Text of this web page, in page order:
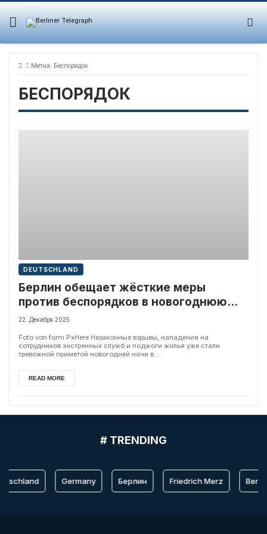
Skip
content
Метка: Беспорядок
БЕСПОРЯДОК
DEUTSCHLAND
Берлин обещает жёсткие меры
против беспорядков в новогоднюю
ночь
22. Декабря 2025
Foto von form PxHere Незаконные взрывы, нападения на
сотрудников экстренных служб и поджоги жилья уже стали
тревожной приметой новогодней ночи в ...
READ MORE
# TRENDING
Germany Берлин Friedrich Merz Berlin